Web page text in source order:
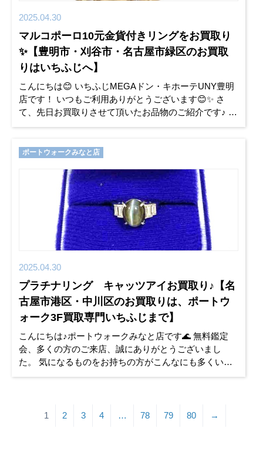
2025.04.30
マルコポーロ10元金貨付きリングをお買取り
✨【豊明市・刈谷市・名古屋市緑区のお買取
りはいちふじへ】
こんにちは😊 いちふじMEGAドン・キホーテUNY豊明
店です！ いつもご利用ありがとうございます😊✨ さ
て、先日お買取りさせて頂いたお品物のご紹介です♪
✨本日のお買取り情報✨ ✨マルコポーロ10元金貨付
ポートウォークみなと店
2025.04.30
プラチナリング キャッツアイお買取り♪【名
古屋市港区・中川区のお買取りは、ポートウ
ォーク3F買取専門いちふじまで】
こんにちは♪ポートウォークみなと店です🌊 無料鑑定
会、多くの方のご来店、誠にありがとうございまし
た。 気になるものをお持ちの方がこんなにも多くいら
っしゃるんだなと、改めて実感いたしました。 当店は
1 2 3 4 … 78 79 80 →